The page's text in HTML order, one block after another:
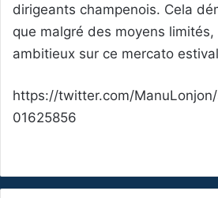
dirigeants champenois. Cela
que malgré des moyens
ambitieux sur ce mercato
https://twitter.com/ManuLonjon/
01625856